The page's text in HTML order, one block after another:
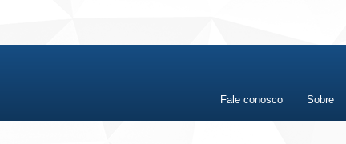
Fale conosco Sobre